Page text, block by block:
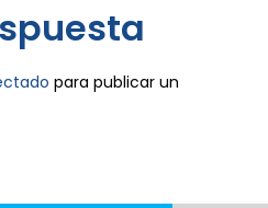
para publicar un